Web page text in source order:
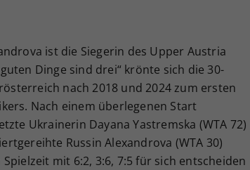
ist die Siegerin des Upper Austria
Dinge sind drei“ krönte sich die 30-
nach 2018 und 2024 zum ersten
Nach einem überlegenen Start
Ukrainerin Dayana Yastremska (WTA 72)
Russin Alexandrova (WTA 30)
mit 6:2, 3:6, 7:5 für sich entscheiden